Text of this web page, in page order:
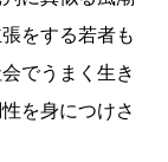
をする若者も
でうまく生き
を身につけさ